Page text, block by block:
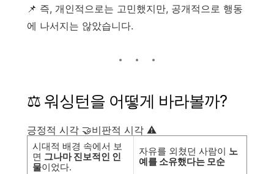
📌 즉, 개인적으로는 고민했지만, 공개적으로 행동
에 나서지는 않았습니다.
⚖️ 워싱턴을 어떻게 바라볼까?
긍정적 시각 🤝비판적 시각 ⚠️
시대적 배경 속에서 보
면 그나마 진보적인 인
물이었다.
자유를 외쳤던 사람이 노
예를 소유했다는 모순